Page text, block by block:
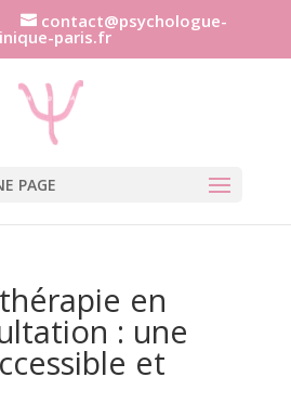
contact@psychologue-
paris.fr
PAGE
en
: une
et